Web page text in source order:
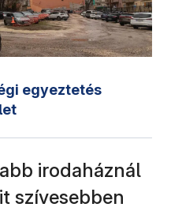
egyeztetés
irodaháznál
szívesebben